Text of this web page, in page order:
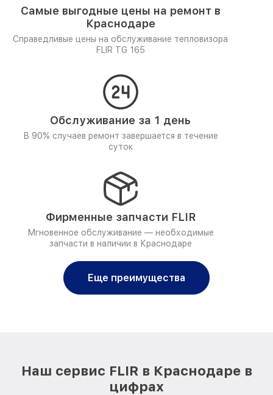
Самые выгодные цены на ремонт в
Краснодаре
Справедливые цены на обслуживание тепловизора
FLIR TG 165
Обслуживание за 1 день
В 90% случаев ремонт завершается в течение
суток
Фирменные запчасти FLIR
Мгновенное обслуживание — необходимые
запчасти в наличии в Краснодаре
Еще преимущества
Наш сервис FLIR в Краснодаре в
цифрах